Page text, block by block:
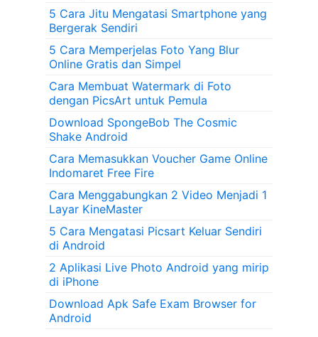
5 Cara Jitu Mengatasi Smartphone yang
Bergerak Sendiri
5 Cara Memperjelas Foto Yang Blur
Online Gratis dan Simpel
Cara Membuat Watermark di Foto
dengan PicsArt untuk Pemula
Download SpongeBob The Cosmic
Shake Android
Cara Memasukkan Voucher Game Online
Indomaret Free Fire
Cara Menggabungkan 2 Video Menjadi 1
Layar KineMaster
5 Cara Mengatasi Picsart Keluar Sendiri
di Android
2 Aplikasi Live Photo Android yang mirip
di iPhone
Download Apk Safe Exam Browser for
Android